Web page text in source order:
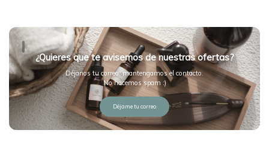
¿Quieres que te avisemos de nuestras ofertas?
Déjanos tu correo, mantengamos el contacto.
No hacemos spam :)
Déjame tu correo